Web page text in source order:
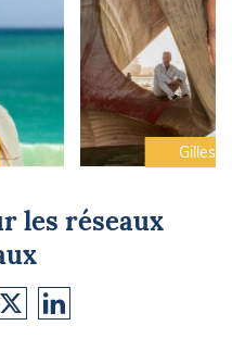
Gilles
les réseaux